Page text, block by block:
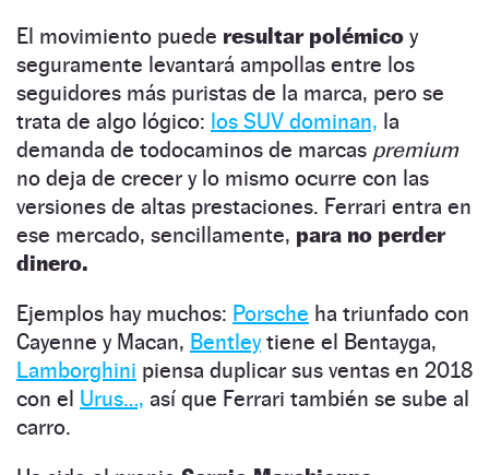
El movimiento puede resultar polémico y
seguramente levantará ampollas entre los
seguidores más puristas de la marca, pero se
trata de algo lógico: los SUV dominan, la
demanda de todocaminos de marcas premium
no deja de crecer y lo mismo ocurre con las
versiones de altas prestaciones. Ferrari entra en
ese mercado, sencillamente, para no perder
dinero.
Ejemplos hay muchos: Porsche ha triunfado con
Cayenne y Macan, Bentleytiene el Bentayga,
Lamborghini piensa duplicar sus ventas en 2018
con el Urus…, así que Ferrari también se sube al
carro.